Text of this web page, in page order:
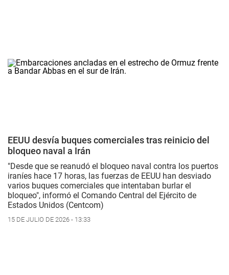
EEUU desvía buques comerciales tras reinicio del
bloqueo naval a Irán
"Desde que se reanudó el bloqueo naval contra los puertos
iraníes hace 17 horas, las fuerzas de EEUU han desviado
varios buques comerciales que intentaban burlar el
bloqueo", informó el Comando Central del Ejército de
Estados Unidos (Centcom)
15 DE JULIO DE 2026 - 13:33